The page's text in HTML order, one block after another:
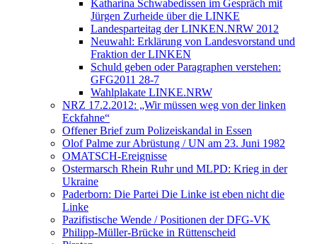
Katharina Schwabedissen im Gespräch mit
Jürgen Zurheide über die LINKE
Landesparteitag der LINKEN.NRW 2012
Neuwahl: Erklärung von Landesvorstand und
Fraktion der LINKEN
Schuld geben oder Paragraphen verstehen:
GFG2011 28-7
Wahlplakate LINKE.NRW
NRZ 17.2.2012: „Wir müssen weg von der linken
Eckfahne“
Offener Brief zum Polizeiskandal in Essen
Olof Palme zur Abrüstung / UN am 23. Juni 1982
OMATSCH-Ereignisse
Ostermarsch Rhein Ruhr und MLPD: Krieg in der
Ukraine
Paderborn: Die Partei Die Linke ist eben nicht die
Linke
Pazifistische Wende / Positionen der DFG-VK
Philipp-Müller-Brücke in Rüttenscheid